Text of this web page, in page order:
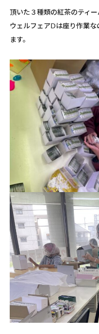
頂いた３種類の紅茶のティ
ウェルフェアⅮは座り作業
ます。